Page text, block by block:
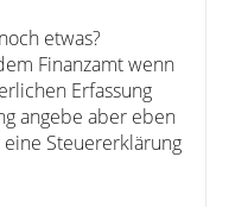
etwas?
Finanzamt wenn
Erfassung
angebe aber eben
Steuererklärung